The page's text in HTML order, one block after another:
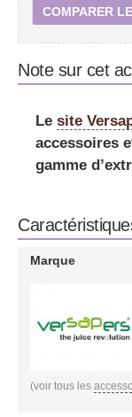
COMPARER
Note sur cet
Le site
accessoires
gamme
Marque
(voir tous les